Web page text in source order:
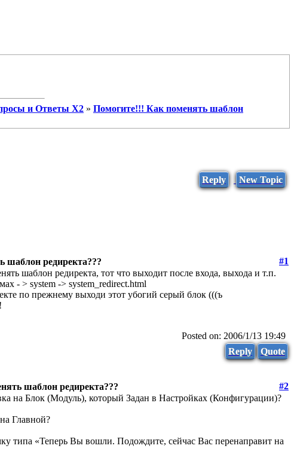
и Ответы X2 » Помогите!!! Как поменять шаблон
Reply New Topic
шаблон редиректа???
#1
шаблон редиректа, тот что выходит после входа, выхода и т.п.
- > system -> system_redirect.html
по прежнему выходи этот убогий серый блок (((ъ
Posted on: 2006/1/13 19:49
Reply
Quote
шаблон редиректа???
#2
на Блок (Модуль), который Задан в Настройках (Конфигурации)?
Главной?
типа «Теперь Вы вошли. Подождите, сейчас Вас перенаправит на